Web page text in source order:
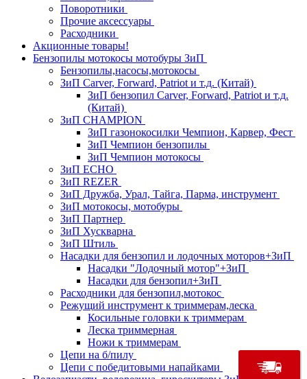
Поворотники
Прочие аксессуары
Расходники
Акционные товары!
Бензопилы мотокосы мотобуры ЗиП
Бензопилы,насосы,мотокосы
ЗиП Carver, Forward, Patriot и т.д. (Китай)
ЗиП бензопил Carver, Forward, Patriot и т.д.
(Китай)
ЗиП CHAMPION
ЗиП газонокосилки Чемпион, Карвер, Фест
ЗиП Чемпион бензопилы
ЗиП Чемпион мотокосы
ЗиП ECHO
ЗиП REZER
ЗиП Дружба, Урал, Тайга, Парма, инструмент
ЗиП мотокосы, мотобуры
ЗиП Партнер
ЗиП Хускварна
ЗиП Штиль
Насадки для бензопил и лодочных моторов+ЗиП
Насадки "Лодочный мотор"+ЗиП
Насадки для бензопил+ЗиП
Расходники для бензопил,мотокос
Режущий инструмент к триммерам,леска
Косильные головки к триммерам
Леска триммерная
Ножи к триммерам
Цепи на б/пилу
Цепи с победитовыми напайками